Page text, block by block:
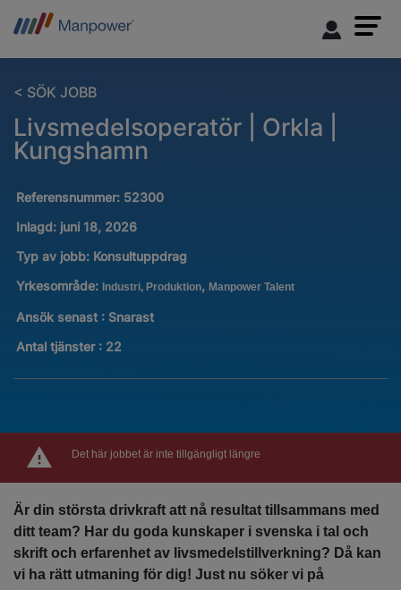
< SÖK JOBB
Livsmedelsoperatör | Orkla |
Kungshamn
Referensnummer: 52300
Inlagd: juni 18, 2026
Typ av jobb: Konsultuppdrag
Yrkesområde: Industri, Produktion, Manpower Talent
Ansök senast : Snarast
Antal tjänster : 22
Det här jobbet är inte tillgängligt längre
Är din största drivkraft att nå resultat tillsammans med
ditt team? Har du goda kunskaper i svenska i tal och
skrift och erfarenhet av livsmedelstillverkning? Då kan
vi ha rätt utmaning för dig! Just nu söker vi på